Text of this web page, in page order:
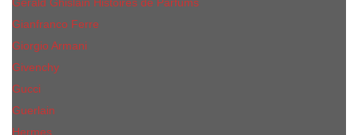
Gianfranco Ferre
Giorgio Armani
Givenchy
Gucci
Guerlain
Hermes